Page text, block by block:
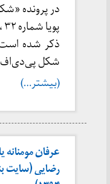
در پرونده
ذکر شده
شکل پی‌دی‌اف
(بیشتر…)
عرفان مومنانه